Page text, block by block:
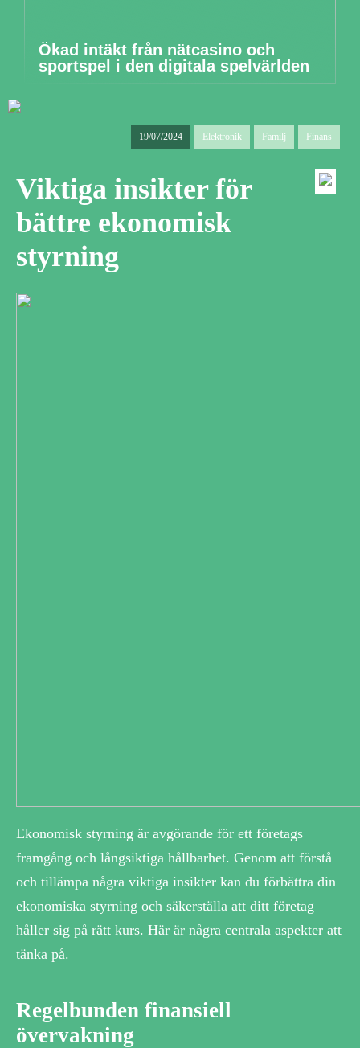
Ökad intäkt från nätcasino och
sportspel i den digitala spelvärlden
19/07/2024 Elektronik Familj Finans
Viktiga insikter för
bättre ekonomisk
styrning
Ekonomisk styrning är avgörande för ett företags
framgång och långsiktiga hållbarhet. Genom att förstå
och tillämpa några viktiga insikter kan du förbättra din
ekonomiska styrning och säkerställa att ditt företag
håller sig på rätt kurs. Här är några centrala aspekter att
tänka på.
Regelbunden finansiell
övervakning